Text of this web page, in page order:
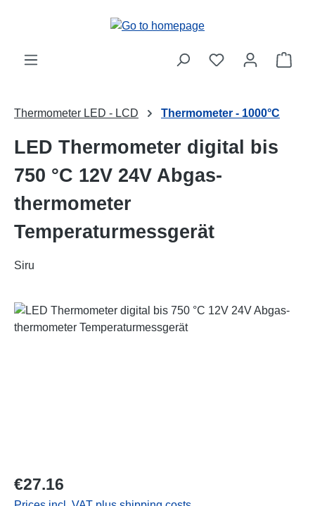
Thermometer LED - LCD Thermometer - 1000°C
LED Thermometer digital bis
750 °C 12V 24V Abgas-
thermometer
Temperaturmessgerät
Siru
Skip image gallery
Regular price:
€27.16